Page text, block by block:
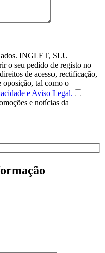
INGLET, SLU
o seu pedido de registo no
de acesso, rectificação,
tal como o
e Aviso Legal.
e notícias da